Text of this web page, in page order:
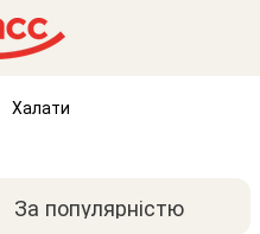
Халати
За популярністю